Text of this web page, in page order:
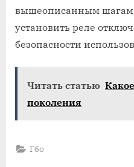
вышеописанным
установить реле
безопасности
Читать статью
поколения
Гбо